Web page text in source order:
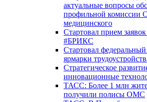
актуальные вопросы
профильной комиссии
медицинского
Стартовал прием
#БРИКС
Стартовал
ярмарки
Стратегическое
инновационные
ТАСС: Более 1 млн
получили полисы ОМС